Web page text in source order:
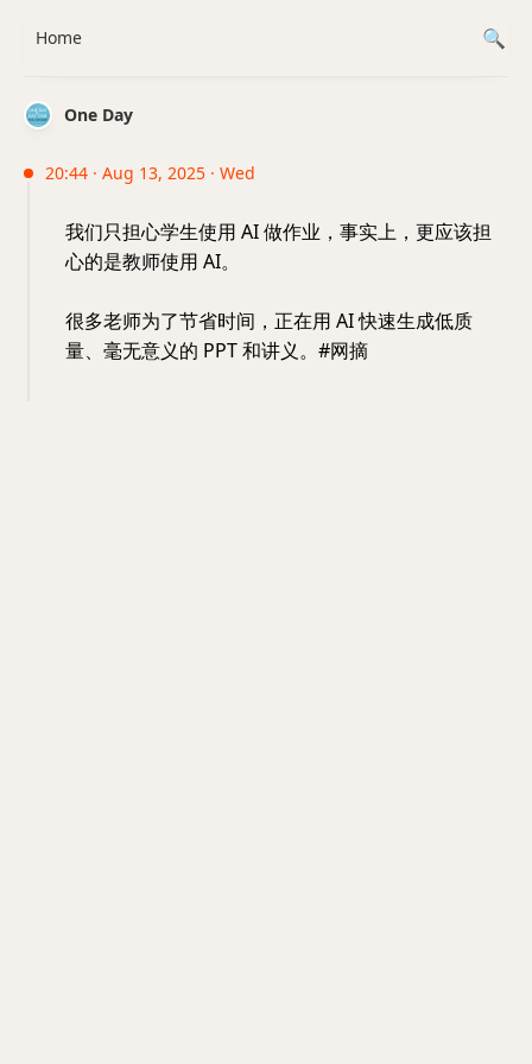
One Day
20:44 · Aug 13, 2025 · Wed
我们只担心学生使用 AI 做作业，事实上，更应该担
心的是教师使用 AI。
很多老师为了节省时间，正在用 AI 快速生成低质
量、毫无意义的 PPT 和讲义。#网摘
Home